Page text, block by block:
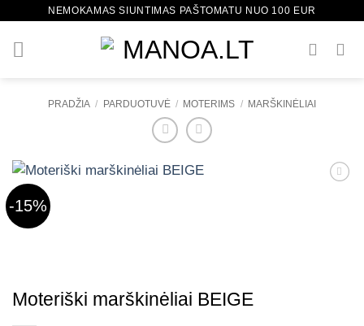
NEMOKAMAS SIUNTIMAS PAŠTOMATU NUO 100 EUR
PRADŽIA / PARDUOTUVĖ / MOTERIMS / MARŠKINĖLIAI
-15%
Moteriški marškinėliai BEIGE